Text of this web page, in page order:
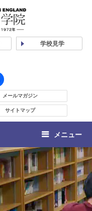
学校見学
メールマガジン
サイトマップ
メニュー